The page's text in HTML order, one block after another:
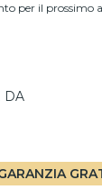
per il prossimo
DA